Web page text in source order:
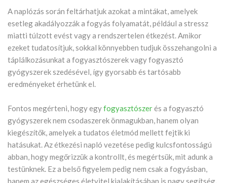
A naplózás során feltárhatjuk azokat a mintákat, amelyek
esetleg akadályozzák a fogyás folyamatát, például a stressz
miatti túlzott evést vagy a rendszertelen étkezést. Amikor
ezeket tudatosítjuk, sokkal könnyebben tudjuk összehangolni a
táplálkozásunkat a fogyasztószerek vagy fogyasztó
gyógyszerek szedésével, így gyorsabb és tartósabb
eredményeket érhetünk el.
Fontos megérteni, hogy egyfogyasztószerés a fogyasztó
gyógyszerek nem csodaszerek önmagukban, hanem olyan
kiegészítők, amelyek a tudatos életmód mellett fejtik ki
hatásukat. Az étkezési napló vezetése pedig kulcsfontosságú
abban, hogy megőrizzük a kontrollt, és megértsük, mit adunk a
testünknek. Ez a belső figyelem pedig nem csak a fogyásban,
hanem az egészséges életvitel kialakításában is nagy segítség.